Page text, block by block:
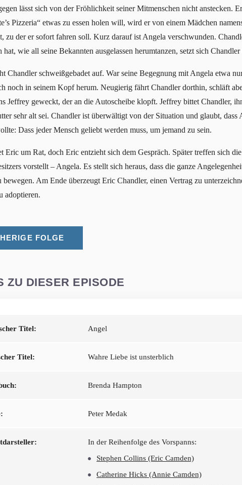
lässt sich von der Fröhlichkeit seiner Mitmenschen nicht anstecken.
Pizzeria“ etwas zu essen holen will, wird er von einem Mädchen
zu der er sofort fahren soll. Kurz darauf ist Angela verschwunden.
hat, wie all seine Bekannten ausgelassen herumtanzen, setzt sich
Chandler schweißgebadet auf. War seine Begegnung mit Angela etwa
noch in seinem Kopf herum. Neugierig fährt Chandler dorthin, schläft
Jeffrey geweckt, der an die Autoscheibe klopft. Jeffrey bittet Chandler,
sehr alt sei. Chandler ist überwältigt von der Situation und glaubt,
Dass jeder Mensch geliebt werden muss, um jemand zu sein.
Eric um Rat, doch Eric entzieht sich dem Gespräch. Später treffen sich
vorstellt – Angela. Es stellt sich heraus, dass die ganze
bewegen. Am Ende überzeugt Eric Chandler, einen Vertrag zu
adoptieren.
FOLGE
ZU DIESER EPISODE
Titel: Angel
Titel: Wahre Liebe ist unsterblich
Brenda Hampton
Peter Medak
In der Reihenfolge des Vorspanns:
Stephen Collins (Eric Camden)
Catherine Hicks (Annie Camden)